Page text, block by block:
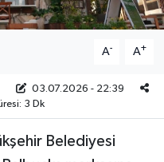
A- A+
03.07.2026 - 22:39
3 Dk
Belediyesi